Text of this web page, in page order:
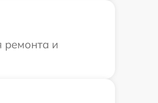
ремонта и